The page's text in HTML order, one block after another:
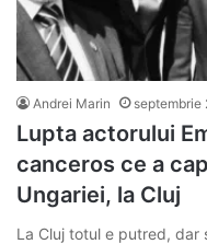
Andrei Marin septembrie
Lupta actorului
canceros ce a
Ungariei, la Cluj
La Cluj totul e putred, dar